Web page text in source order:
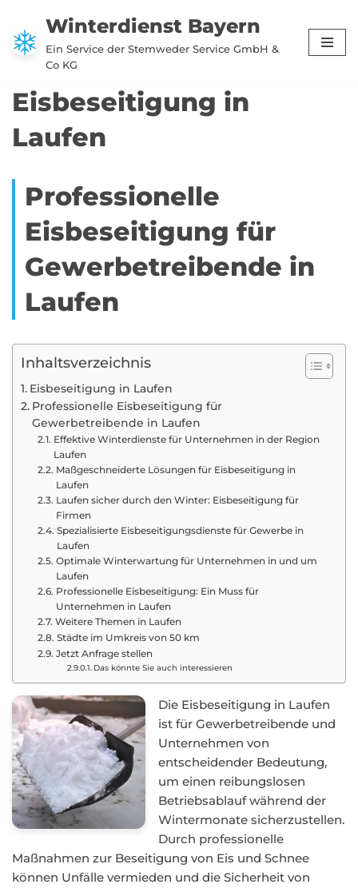
Zum
Inhalt
Winterdienst Bayern
Ein Service der Stemweder Service GmbH &
Co KG
Eisbeseitigung in
Laufen
Professionelle
Eisbeseitigung für
Gewerbetreibende in
Laufen
Inhaltsverzeichnis
Eisbeseitigung in Laufen
Professionelle Eisbeseitigung für
Gewerbetreibende in Laufen
Effektive Winterdienste für Unternehmen in der Region
Laufen
Maßgeschneiderte Lösungen für Eisbeseitigung in
Laufen
Laufen sicher durch den Winter: Eisbeseitigung für
Firmen
Spezialisierte Eisbeseitigungsdienste für Gewerbe in
Laufen
Optimale Winterwartung für Unternehmen in und um
Laufen
Professionelle Eisbeseitigung: Ein Muss für
Unternehmen in Laufen
Weitere Themen in Laufen
Städte im Umkreis von 50 km
Jetzt Anfrage stellen
Das könnte Sie auch interessieren
Die Eisbeseitigung in Laufen
ist für Gewerbetreibende und
Unternehmen von
entscheidender Bedeutung,
um einen reibungslosen
Betriebsablauf während der
Wintermonate sicherzustellen.
Durch professionelle
Maßnahmen zur Beseitigung von Eis und Schnee
können Unfälle vermieden und die Sicherheit von